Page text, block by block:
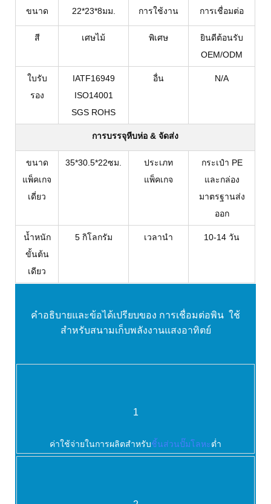
ขนาด 22*23*8มม. การใช้งาน การเชื่อมต่อ
สี เศษไม้ พิเศษ
ยินดีต้อนรับ
OEM/ODM
ใบรับ
รอง
IATF16949
ISO14001
SGS ROHS
อื่น N/A
การบรรจุหีบห่อ & จัดส่ง
ขนาด
แพ็คเกจ
เดี่ยว
35*30.5*22ซม.
ประเภท
แพ็คเกจ
กระเป๋า PE
และกล่อง
มาตรฐานส่ง
ออก
น้ำหนัก
ขั้นต้น
เดียว
5 กิโลกรัม เวลานำ 10-14 วัน
คำอธิบายและข้อได้เปรียบของ การเชื่อมต่อพิน ใช้
สำหรับสนามเก็บพลังงานแสงอาทิตย์
1
ค่าใช้จ่ายในการผลิตสำหรับชิ้นส่วนปั๊มโลหะต่ำ